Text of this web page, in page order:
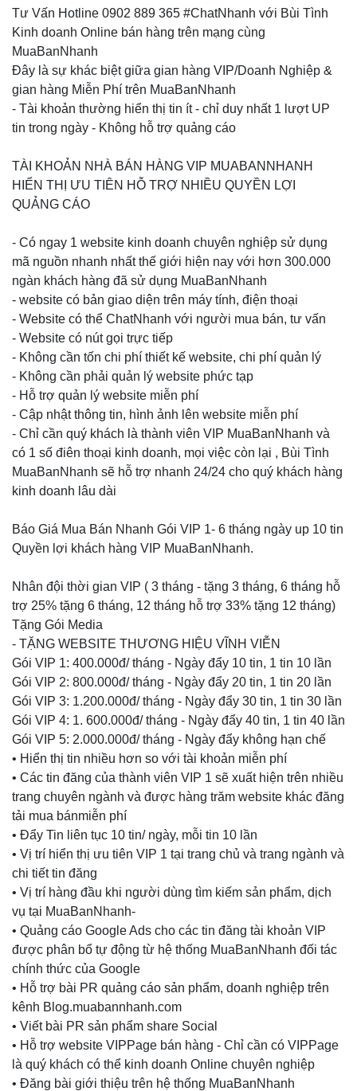
Tư Vấn Hotline 0902 889 365 #ChatNhanh với Bùi Tình
Kinh doanh Online bán hàng trên mạng cùng
MuaBanNhanh
Đây là sự khác biệt giữa gian hàng VIP/Doanh Nghiệp &
gian hàng Miễn Phí trên MuaBanNhanh
- Tài khoản thường hiển thị tin ít - chỉ duy nhất 1 lượt UP
tin trong ngày - Không hỗ trợ quảng cáo
TÀI KHOẢN NHÀ BÁN HÀNG VIP MUABANNHANH
HIỂN THỊ ƯU TIÊN HỖ TRỢ NHIỀU QUYỀN LỢI
QUẢNG CÁO
- Có ngay 1 website kinh doanh chuyên nghiệp sử dụng
mã nguồn nhanh nhất thế giới hiện nay với hơn 300.000
ngàn khách hàng đã sử dụng MuaBanNhanh
- website có bản giao diện trên máy tính, điện thoại
- Website có thể ChatNhanh với người mua bán, tư vấn
- Website có nút gọi trực tiếp
- Không cần tốn chi phí thiết kế website, chi phí quản lý
- Không cần phải quản lý website phức tạp
- Hỗ trợ quản lý website miễn phí
- Cập nhật thông tin, hình ảnh lên website miễn phí
- Chỉ cần quý khách là thành viên VIP MuaBanNhanh và
có 1 số điên thoại kinh doanh, mọi việc còn lại , Bùi Tình
MuaBanNhanh sẽ hỗ trợ nhanh 24/24 cho quý khách hàng
kinh doanh lâu dài
Báo Giá Mua Bán Nhanh Gói VIP 1- 6 tháng ngày up 10 tin
Quyền lợi khách hàng VIP MuaBanNhanh.
Nhân đội thời gian VIP ( 3 tháng - tặng 3 tháng, 6 tháng hỗ
trợ 25% tặng 6 tháng, 12 tháng hỗ trợ 33% tặng 12 tháng)
Tặng Gói Media
- TẶNG WEBSITE THƯƠNG HIỆU VĨNH VIỄN
Gói VIP 1: 400.000đ/ tháng - Ngày đẩy 10 tin, 1 tin 10 lần
Gói VIP 2: 800.000đ/ tháng - Ngày đẩy 20 tin, 1 tin 20 lần
Gói VIP 3: 1.200.000đ/ tháng - Ngày đẩy 30 tin, 1 tin 30 lần
Gói VIP 4: 1. 600.000đ/ tháng - Ngày đẩy 40 tin, 1 tin 40 lần
Gói VIP 5: 2.000.000đ/ tháng - Ngày đẩy không hạn chế
• Hiển thị tin nhiều hơn so với tài khoản miễn phí
• Các tin đăng của thành viên VIP 1 sẽ xuất hiện trên nhiều
trang chuyên ngành và được hàng trăm website khác đăng
tải mua bánmiễn phí
• Đẩy Tin liên tục 10 tin/ ngày, mỗi tin 10 lần
• Vị trí hiển thị ưu tiên VIP 1 tại trang chủ và trang ngành và
chi tiết tin đăng
• Vị trí hàng đầu khi người dùng tìm kiếm sản phẩm, dịch
vụ tại MuaBanNhanh-
• Quảng cáo Google Ads cho các tin đăng tài khoản VIP
được phân bổ tự động từ hệ thống MuaBanNhanh đối tác
chính thức của Google
• Hỗ trợ bài PR quảng cáo sản phẩm, doanh nghiệp trên
kênh Blog.muabannhanh.com
• Viết bài PR sản phẩm share Social
• Hỗ trợ website VIPPage bán hàng - Chỉ cần có VIPPage
là quý khách có thể kinh doanh Online chuyên nghiệp
• Đăng bài giới thiệu trên hệ thống MuaBanNhanh